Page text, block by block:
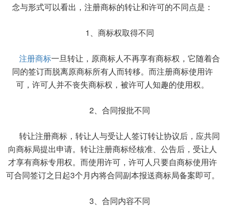
念与形式可以看出，注册商标的转让和许可的不同点是：
1、商标权取得不同
注册商标一旦转让，原商标人不再享有商标权，它随着合
同的签订而脱离原商标所有人而转移。而注册商标使用许
可，许可人并不丧失商标权，被许可人知趣的使用权。
2、合同报批不同
转让注册商标，转让人与受让人签订转让协议后，应共同
向商标局提出申请。转让注册商标经核准、公告后，受让人
才享有商标专用权。而使用许可，许可人只要自商标使用许
可合同签订之日起3个月内将合同副本报送商标局备案即可。
3、合同内容不同